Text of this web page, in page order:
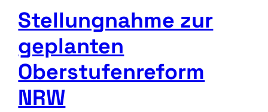
Stellungnahme zur
geplanten
Oberstufenreform
NRW